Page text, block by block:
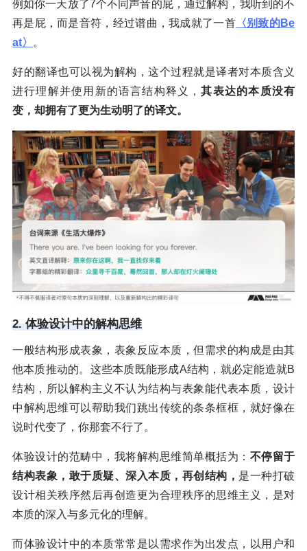
例如你一天放了7个不同声音的屁，通过解构，我听到的不
再是屁，而是音符，经过谱曲，我成就了一首〈别致的Be
at〉
。
好的翻译也可以视为解构，这个过程就是译者对本质含义
进行理解并使用新的语言结构释义，其表达的本质没有
变，却拥有了更为生动明了的译文。
2. 体验设计中的解构思维
一般结构形成表象，表象反应本质，但需求的构成是由其
他本质推动的。这些本质既能形成A结构，就必定能造就B
结构，所以解构主义不认为结构与表象能代表本质，设计
中解构思维可以帮助我们跳出传统的条条框框，就好像在
说时代变了，你那套不行了。
体验设计的范畴中，我将解构思维简单概括为： 不停留于
结构表象，敢于质疑、深入本质，再创结构， 是一种打破
设计相关秩序然后再创造更为合理秩序的思维主义，是对
本质的深入与多元化的理解。
而体验设计中的本质常常是以需求作为出发点，以用户和